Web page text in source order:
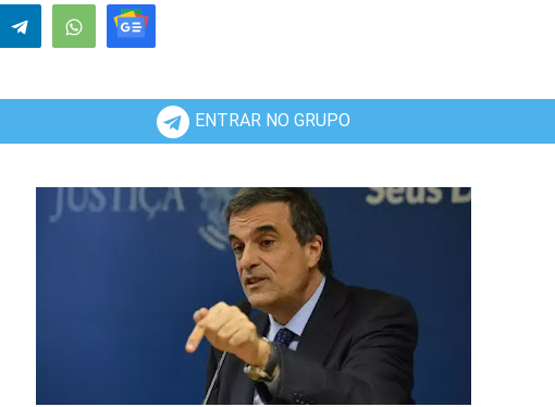
ENTRAR NO GRUPO